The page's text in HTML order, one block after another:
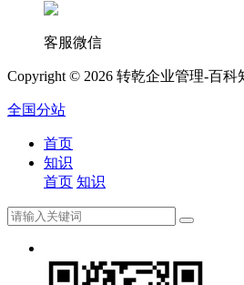
客服微信
Copyright © 2026 转乾企业管理-百科
全国分站
首页
知识
首页 知识